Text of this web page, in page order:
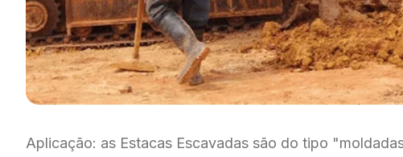
Aplicação: as Estacas Escavadas são do tipo